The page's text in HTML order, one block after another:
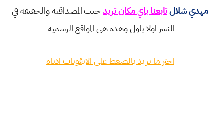
مهدي شلالتابعنا باي مكان تريدحيث المصداقية والحقيقة في
النشر اولا باول وهذه هي المواقع الرسمية
اختر ما تريد بالضغط على الايقونات ادناه